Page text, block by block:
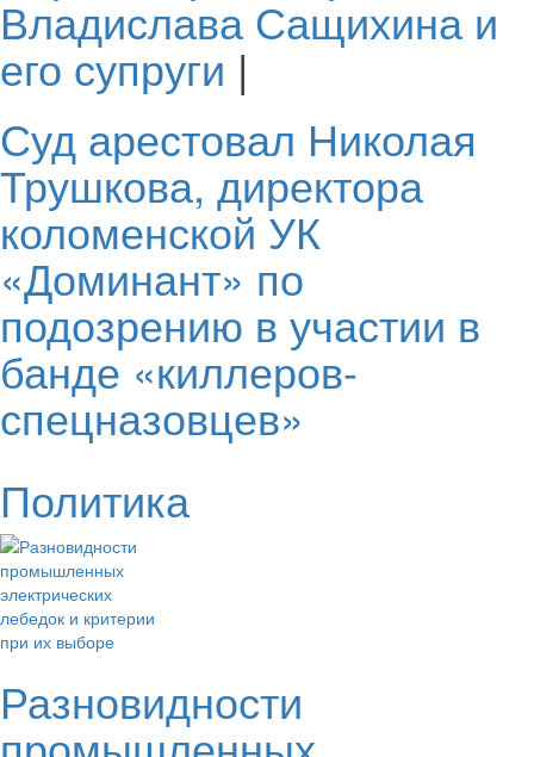
Владислава Сащихина и
его супруги |
Суд арестовал Николая
Трушкова, директора
коломенской УК
«Доминант» по
подозрению в участии в
банде «киллеров-
спецназовцев»
Политика
Разновидности